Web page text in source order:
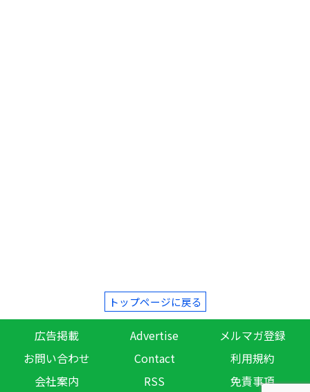
トップページに戻る
広告掲載 Advertise
メルマガ登録
お問い合わせ
Contact
利用規約
会社案内
RSS 免責事項